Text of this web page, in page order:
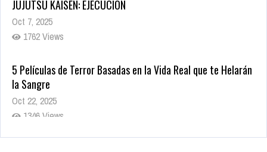
Oct 7, 2025
1762 Views
la Sangre
Oct 22, 2025
1346 Views
Revive el terror: El conjuro 4: Últimos ritos ya está disponible